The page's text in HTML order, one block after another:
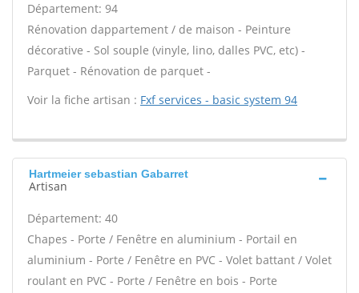
Département: 94
Rénovation dappartement / de maison - Peinture
décorative - Sol souple (vinyle, lino, dalles PVC, etc) -
Parquet - Rénovation de parquet -
Voir la fiche artisan : Fxf services - basic system 94
Hartmeier sebastian Gabarret
Artisan
Département: 40
Chapes - Porte / Fenêtre en aluminium - Portail en
aluminium - Porte / Fenêtre en PVC - Volet battant / Volet
roulant en PVC - Porte / Fenêtre en bois - Porte